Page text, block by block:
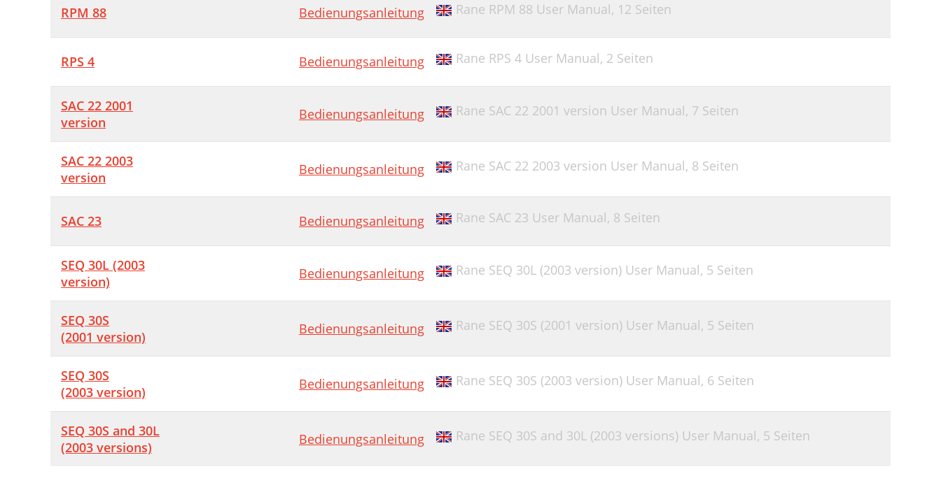
RPM 88 Bedienungsanleitung Rane RPM 88 User Manual, 12 Seiten
RPS 4 Bedienungsanleitung Rane RPS 4 User Manual, 2 Seiten
SAC 22 2001
version
Bedienungsanleitung Rane SAC 22 2001 version User Manual, 7 Seiten
SAC 22 2003
version
Bedienungsanleitung Rane SAC 22 2003 version User Manual, 8 Seiten
SAC 23 Bedienungsanleitung Rane SAC 23 User Manual, 8 Seiten
SEQ 30L (2003
version)
Bedienungsanleitung Rane SEQ 30L (2003 version) User Manual, 5 Seiten
SEQ 30S
(2001 version)
Bedienungsanleitung Rane SEQ 30S (2001 version) User Manual, 5 Seiten
SEQ 30S
(2003 version)
Bedienungsanleitung Rane SEQ 30S (2003 version) User Manual, 6 Seiten
SEQ 30S and 30L
(2003 versions)
Bedienungsanleitung Rane SEQ 30S and 30L (2003 versions) User Manual, 5 Seiten